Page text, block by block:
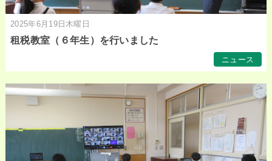
2025年6月19日木曜日
租税教室（６年生）を行いました
ニュース